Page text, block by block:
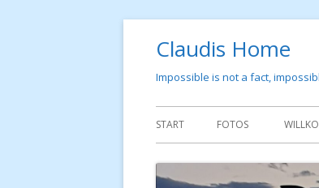
Claudis Home
Impossible is not a fact,
Primäres
Menü
START FOTOS